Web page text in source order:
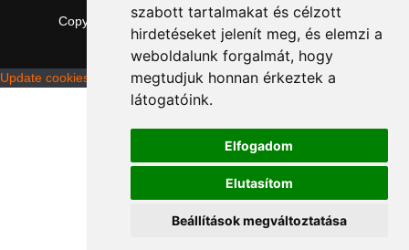
szabott tartalmakat és célzott
hirdetéseket jelenít meg, és elemzi a
weboldalunk forgalmát, hogy
megtudjuk honnan érkeztek a
látogatóink.
Elfogadom
Elutasítom
Beállítások megváltoztatása
Copyright © 2026 quadalkatreszek.com | Theme:
NewStoreby ThemeFarmer
Update cookies preferences